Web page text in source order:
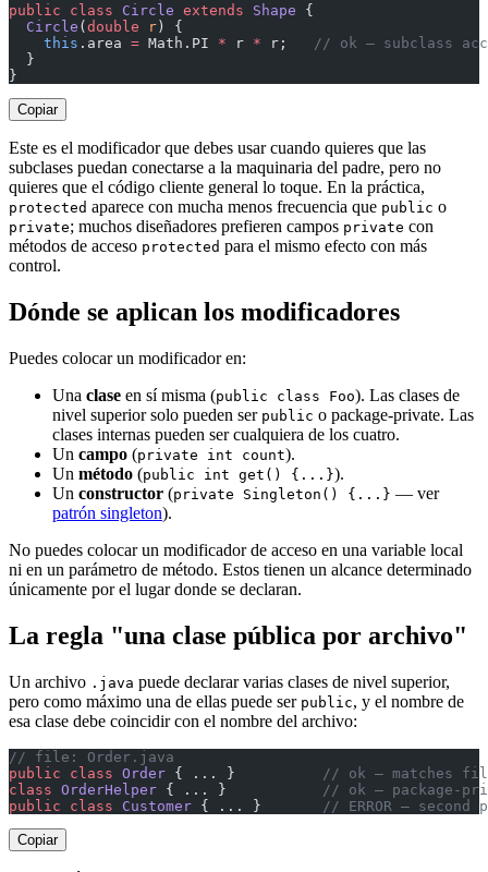
public class Circle extends Shape {
  Circle
( double r ) {
    this
.area = Math.PI * r * r;
// ok — subclass
  }
}
Copiar
Este es el modificador que debes usar cuando quieres que las
subclases puedan conectarse a la maquinaria del padre, pero no
quieres que el código cliente general lo toque. En la práctica,
protected aparece con mucha menos frecuencia que public o
private; muchos diseñadores prefieren campos private con
métodos de acceso protected para el mismo efecto con más
control.
Dónde se aplican los modificadores
Puedes colocar un modificador en:
Una clase en sí misma (public class Foo). Las clases de
nivel superior solo pueden ser public o package-private. Las
clases internas pueden ser cualquiera de los cuatro.
Un campo (private int count).
Un método (public int get() {...}).
Un constructor (private Singleton() {...} — ver
patrón singleton).
No puedes colocar un modificador de acceso en una variable local
ni en un parámetro de método. Estos tienen un alcance determinado
únicamente por el lugar donde se declaran.
La regla "una clase pública por archivo"
Un archivo .java puede declarar varias clases de nivel superior,
pero como máximo una de ellas puede ser public, y el nombre de
esa clase debe coincidir con el nombre del archivo:
// file: Order.java
public class Order { ... }
// ok — matches
class OrderHelper { ... }
// ok — package-
public class Customer { ... } // ERROR —
Copiar